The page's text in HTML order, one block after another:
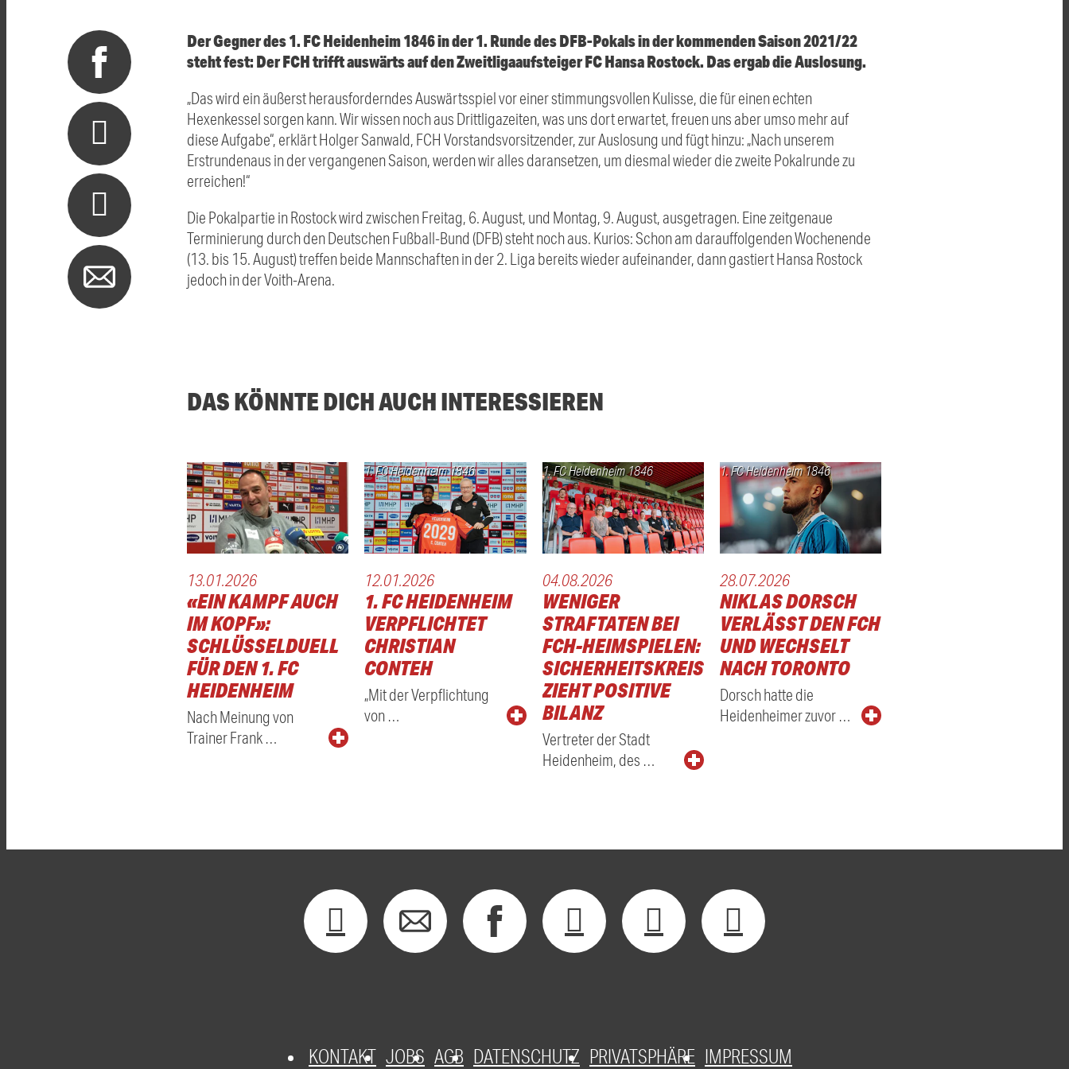
Der Gegner des 1. FC Heidenheim 1846 in der 1. Runde des DFB-Pokals in der kommenden Saison 2021/22
steht fest: Der FCH trifft auswärts auf den Zweitligaaufsteiger FC Hansa Rostock. Das ergab die Auslosung.
„Das wird ein äußerst herausforderndes Auswärtsspiel vor einer stimmungsvollen Kulisse, die für einen echten
Hexenkessel sorgen kann. Wir wissen noch aus Drittligazeiten, was uns dort erwartet, freuen uns aber umso mehr auf
diese Aufgabe“, erklärt Holger Sanwald, FCH Vorstandsvorsitzender, zur Auslosung und fügt hinzu: „Nach unserem
Erstrundenaus in der vergangenen Saison, werden wir alles daransetzen, um diesmal wieder die zweite Pokalrunde zu
erreichen!“
Die Pokalpartie in Rostock wird zwischen Freitag, 6. August, und Montag, 9. August, ausgetragen. Eine zeitgenaue
Terminierung durch den Deutschen Fußball-Bund (DFB) steht noch aus. Kurios: Schon am darauffolgenden Wochenende
(13. bis 15. August) treffen beide Mannschaften in der 2. Liga bereits wieder aufeinander, dann gastiert Hansa Rostock
jedoch in der Voith-Arena.
DAS KÖNNTE DICH AUCH INTERESSIEREN
13.01.2026
«EIN KAMPF AUCH
IM KOPF»:
SCHLÜSSELDUELL
FÜR DEN 1. FC
HEIDENHEIM
Nach Meinung von
Trainer Frank …
1. FC Heidenheim 1846
12.01.2026
1. FC HEIDENHEIM
VERPFLICHTET
CHRISTIAN
CONTEH
„Mit der Verpflichtung
von …
1. FC Heidenheim 1846
04.08.2026
WENIGER
STRAFTATEN BEI
FCH-HEIMSPIELEN:
SICHERHEITSKREIS
ZIEHT POSITIVE
BILANZ
Vertreter der Stadt
Heidenheim, des …
1. FC Heidenheim 1846
28.07.2026
NIKLAS DORSCH
VERLÄSST DEN FCH
UND WECHSELT
NACH TORONTO
Dorsch hatte die
Heidenheimer zuvor …
KONTAKT JOBS AGB DATENSCHUTZ PRIVATSPHÄRE IMPRESSUM